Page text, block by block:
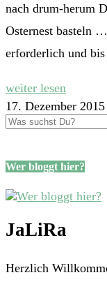
nach drum-herum
Osternest basteln
erforderlich und
weiter lesen
17. Dezember 2015
Wer bloggt hier?
JaLiRa
Herzlich